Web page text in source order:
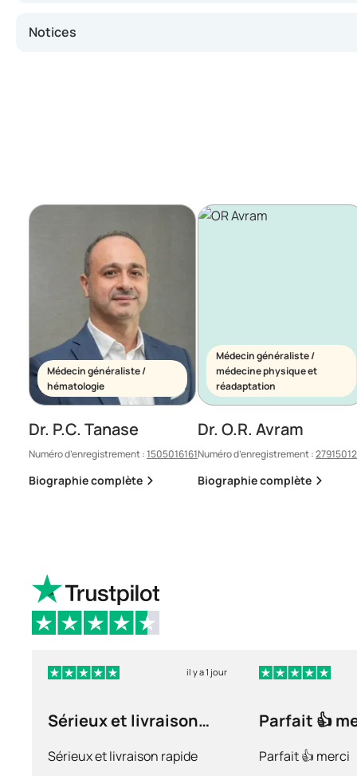
Notices
Médecin généraliste /
hématologie
Dr. P.C. Tanase
Numéro d’enregistrement :1505016161
Biographie complète
Médecin généraliste /
médecine physique et
réadaptation
Dr. O.R. Avram
Numéro d’enregistrement :
Biographie complète
il y a 1 jour
Sérieux et livraison
Sérieux et livraison rapide
Parfait 👍
Parfait 👍 merci